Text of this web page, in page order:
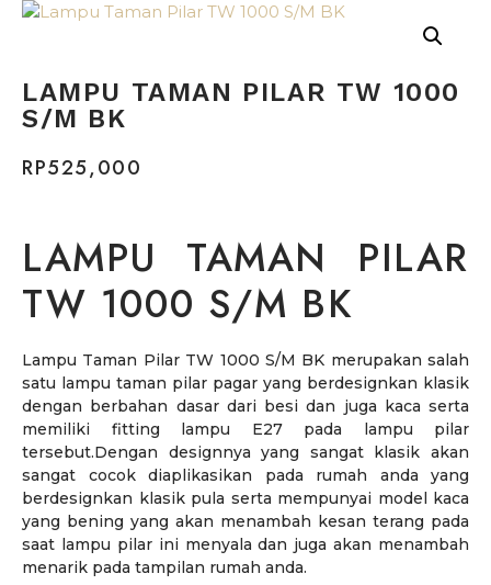
LAMPU TAMAN PILAR TW 1000
S/M BK
RP525,000
LAMPU TAMAN PILAR
TW 1000 S/M BK
Lampu Taman Pilar TW 1000 S/M BK merupakan salah
satu lampu taman pilar pagar yang berdesignkan klasik
dengan berbahan dasar dari besi dan juga kaca serta
memiliki fitting lampu E27 pada lampu pilar
tersebut.Dengan designnya yang sangat klasik akan
sangat cocok diaplikasikan pada rumah anda yang
berdesignkan klasik pula serta mempunyai model kaca
yang bening yang akan menambah kesan terang pada
saat lampu pilar ini menyala dan juga akan menambah
menarik pada tampilan rumah anda.